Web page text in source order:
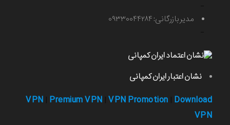
مدیر بازرگانی: ۰۹۳۳۰۰۴۴۲۸۴
نشان اعتبار ایران کمپانی
VPN Premium VPN VPN Promotion Download
VPN